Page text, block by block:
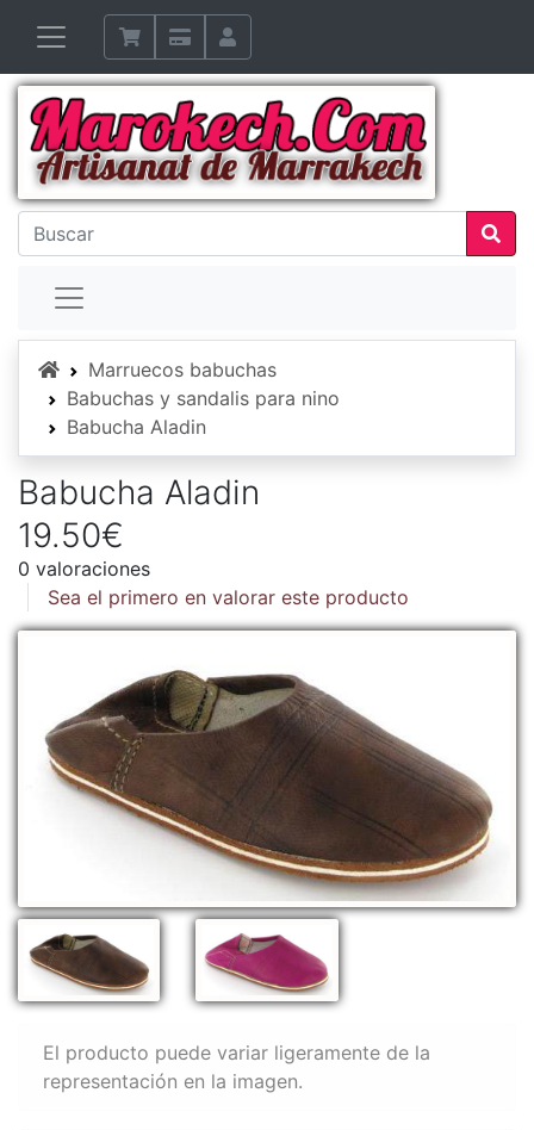
InicioMarruecos babuchas
Babuchas y sandalis para nino
Babucha Aladin
Babucha Aladin
19.50€
0 valoraciones
Sea el primero en valorar este producto
El producto puede variar ligeramente de la
representación en la imagen.